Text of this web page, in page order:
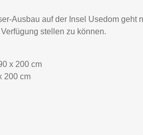
Ausbau auf der Insel Usedom
stellen zu können.
x 200 cm
200 cm